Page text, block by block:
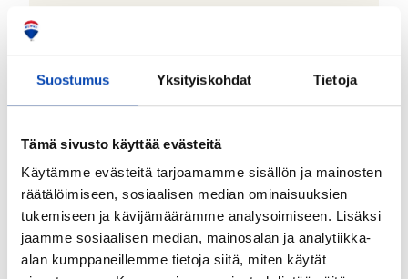
Suostumus Yksityiskohdat Tietoja
Tämä sivusto käyttää evästeitä
Käytämme evästeitä tarjoamamme sisällön ja mainosten
räätälöimiseen, sosiaalisen median ominaisuuksien
tukemiseen ja kävijämäärämme analysoimiseen. Lisäksi
jaamme sosiaalisen median, mainosalan ja analytiikka-
alan kumppaneillemme tietoja siitä, miten käytät
0235436-3
Kiinteistönhoidosta vastaa:
Lisätietoja kiinteistönhoidosta:
Kiinteistöpalvelu Hytönen Oy
Isännöitsijätoimisto: